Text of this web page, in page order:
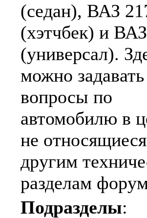
(седан), ВАЗ
(хэтчбек) и
(универсал).
можно задавать
вопросы по
автомобилю в
не
другим
разделам
Подразделы: